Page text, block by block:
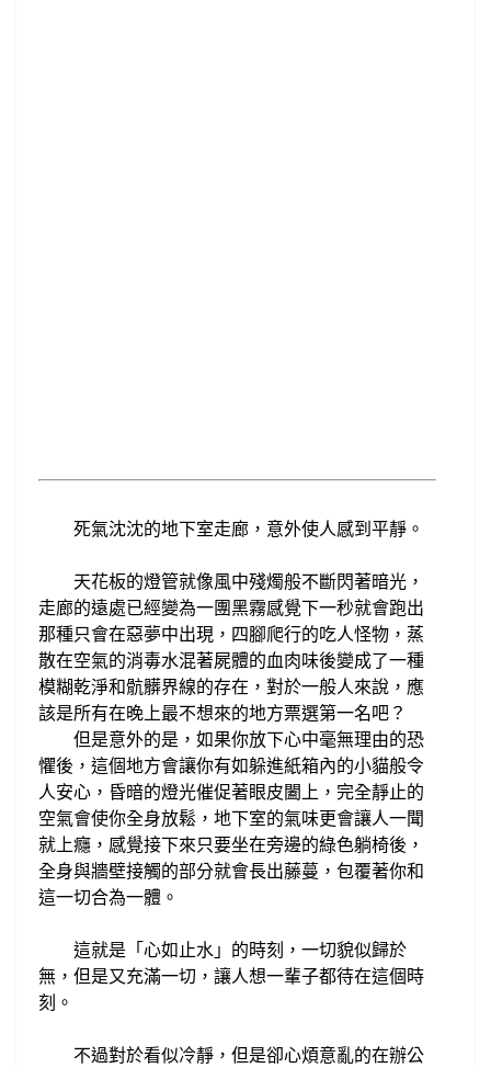
死氣沈沈的地下室走廊， 意外使人感到平靜。
天花板的燈管就像風中殘燭般不斷閃著暗光，
走廊的遠處已經變為一團黑霧感覺下一秒就會跑出
那種只會在惡夢中出現，四腳爬行的吃人怪物， 蒸
散在空氣的消毒水混著屍體的血肉味後變成了一種
模糊乾淨和骯髒界線的存在，對於一般人來說，應
該是所有在晚上最不想來的地方票選第一名吧？
但是意外的是，如果你放下心中毫無理由的恐
懼後，這個地方會讓你有如躲進紙箱內的小貓般令
人安心，昏暗的燈光催促著眼皮闔上，完全靜止的
空氣會使你全身放鬆， 地下室的氣味更會讓人一聞
就上癮， 感覺接下來只要坐在旁邊的綠色躺椅後，
全身與牆壁接觸的部分就會長出藤蔓，包覆著你和
這一切合為一體。
這就是 「心如止水」的時刻，一切貌似歸於
無，但是又充滿一切，讓人想一輩子都待在這個時
刻。
不過對於看似冷靜，但是卻心煩意亂的在辦公